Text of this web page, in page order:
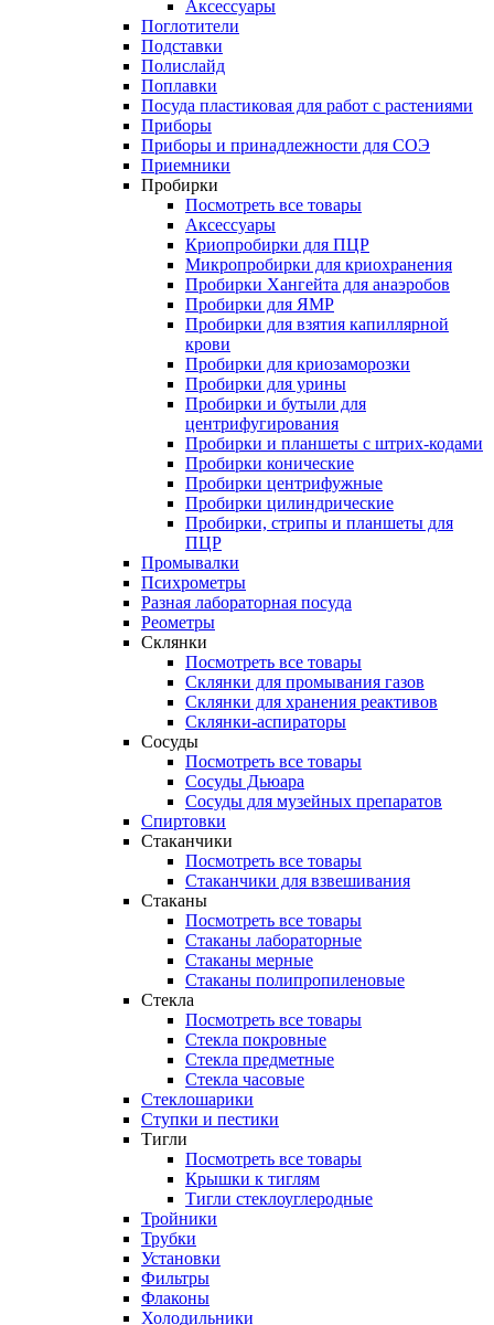
Аксессуары
Поглотители
Подставки
Полислайд
Поплавки
Посуда пластиковая для работ с растениями
Приборы
Приборы и принадлежности для СОЭ
Приемники
Пробирки
Посмотреть все товары
Аксессуары
Криопробирки для ПЦР
Микропробирки для криохранения
Пробирки Хангейта для анаэробов
Пробирки для ЯМР
Пробирки для взятия капиллярной
крови
Пробирки для криозаморозки
Пробирки для урины
Пробирки и бутыли для
центрифугирования
Пробирки и планшеты с штрих-кодами
Пробирки конические
Пробирки центрифужные
Пробирки цилиндрические
Пробирки, стрипы и планшеты для
ПЦР
Промывалки
Психрометры
Разная лабораторная посуда
Реометры
Склянки
Посмотреть все товары
Склянки для промывания газов
Склянки для хранения реактивов
Склянки-аспираторы
Сосуды
Посмотреть все товары
Сосуды Дьюара
Сосуды для музейных препаратов
Спиртовки
Стаканчики
Посмотреть все товары
Стаканчики для взвешивания
Стаканы
Посмотреть все товары
Стаканы лабораторные
Стаканы мерные
Стаканы полипропиленовые
Стекла
Посмотреть все товары
Стекла покровные
Стекла предметные
Стекла часовые
Стеклошарики
Ступки и пестики
Тигли
Посмотреть все товары
Крышки к тиглям
Тигли стеклоуглеродные
Тройники
Трубки
Установки
Фильтры
Флаконы
Холодильники